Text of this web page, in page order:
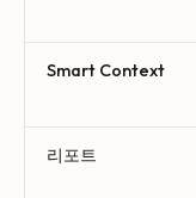
Smart Context
리포트